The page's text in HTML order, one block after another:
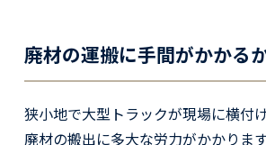
廃材の運搬に手間がかかる
狭小地で大型トラックが現場に横付
廃材の搬出に多大な労力がかかりま